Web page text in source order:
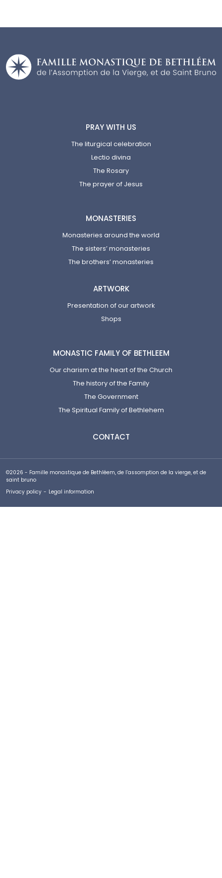
MONASTIC FAMILY OF BETHLEEM
Our charism at the heart of the Church
The history of the Family
The Government
The Spiritual Family of Bethlehem
CONTACT
MONASTERIES
Monasteries around the world
The sisters’ monasteries
The brothers’ monasteries
ARTWORK
Presentation of our artwork
Shops
PRAY WITH US
The liturgical celebration
Lectio divina
The Rosary
The prayer of Jesus
©2026 - Famille monastique de Bethléem, de l’assomption de la vierge, et de
saint bruno
Privacy policy - Legal information